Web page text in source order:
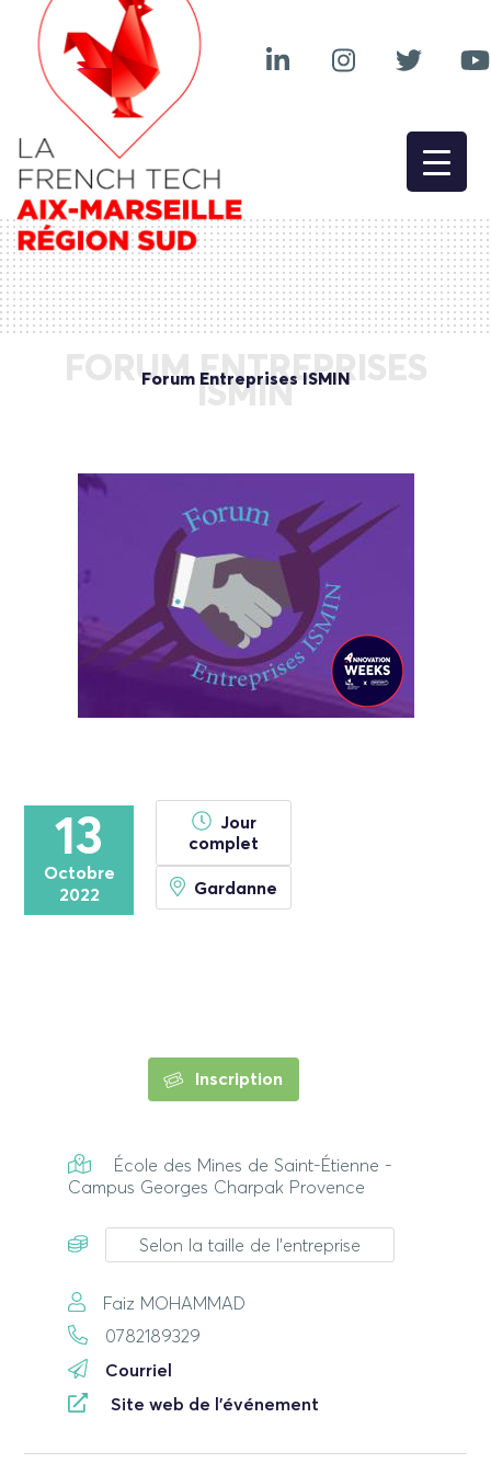
FORUM ENTREPRISES
ISMIN
Forum Entreprises ISMIN
13
Octobre
2022
Jour
complet
Gardanne
Inscription
École des Mines de Saint-Étienne -
Campus Georges Charpak Provence
Selon la taille de l'entreprise
Faiz MOHAMMAD
0782189329
Courriel
Site web de l'événement